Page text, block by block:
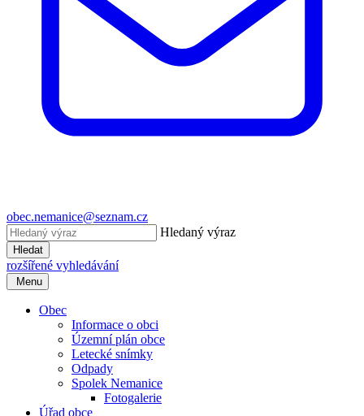
obec.nemanice@seznam.cz
Hledaný výraz
Hledat
rozšířené vyhledávání
Menu
Obec
Informace o obci
Územní plán obce
Letecké snímky
Odpady
Spolek Nemanice
Fotogalerie
Úřad obce